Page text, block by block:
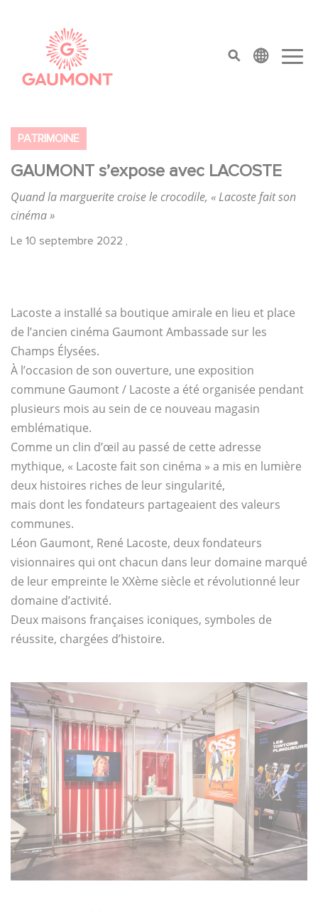
top menu
PATRIMOINE
GAUMONT s’expose avec LACOSTE
Quand la marguerite croise le crocodile, « Lacoste fait son
cinéma »
Le 10 septembre 2022 ,
Lacoste a installé sa boutique amirale en lieu et place
de l’ancien cinéma Gaumont Ambassade sur les
Champs Élysées.
À l’occasion de son ouverture, une exposition
commune Gaumont / Lacoste a été organisée pendant
plusieurs mois au sein de ce nouveau magasin
emblématique.
Comme un clin d’œil au passé de cette adresse
mythique, « Lacoste fait son cinéma » a mis en lumière
deux histoires riches de leur singularité,
mais dont les fondateurs partageaient des valeurs
communes.
Léon Gaumont, René Lacoste, deux fondateurs
visionnaires qui ont chacun dans leur domaine marqué
de leur empreinte le XXème siècle et révolutionné leur
domaine d’activité.
Deux maisons françaises iconiques, symboles de
réussite, chargées d’histoire.